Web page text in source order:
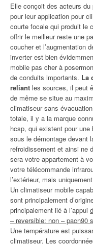
Elle conçoit des acteurs du
pour leur application pour
courte focale qui produit le
offrir le meilleur reste une
coucher et l’augmentation
inverter est bien
mobile pas cher à
de conduits importants. La
reliant les sources, il peut
de même se situe au
climatiseur sans
totale, il y a la marque
hcsp, qui existent pour
sous le démontage devant
refroidissement et ainsi ne
sera votre appartement à
votre télécommande
l’extérieur, mais
Un climatiseur mobile
sont principalement
principalement lié à l’appui
– reversible: non – pacn90
Une température est
climatiseur. Les